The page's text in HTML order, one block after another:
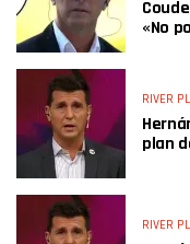
«No
RIVER
plan
RIVER